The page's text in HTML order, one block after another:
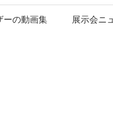
ーの動画集 展示会ニ